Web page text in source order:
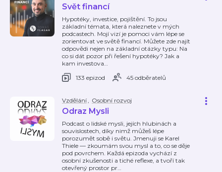
Svět financí
Hypotéky, investice, pojištění. To jsou
základní témata, která naleznete v mých
podcastech. Mojí vizí je pomoci vám lépe se
zorientovat ve světě financí. Můžete zde najít
odpovědi nejen na základní otázky typu: Na
co si dát pozor při řešení hypotéky? Jak a
kam investova…
133 epizod
45 odběratelů
Vzdělání, Osobní rozvoj
Odraz Mysli
Podcast o lidské mysli, jejích hlubinách a
souvislostech, díky nimž můžeš lépe
porozumět sobě i světu. Jmenuji se Karel
Thiele — zkoumám svou mysl a to, co se děje
pod povrchem. Každá epizoda vychází z
osobní zkušenosti a tiché reflexe, a tvoří tak
otevřený prostor pr…